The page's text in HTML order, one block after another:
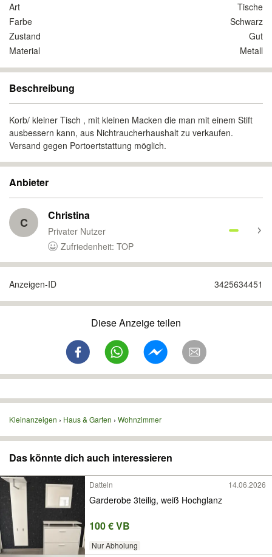
Art
Tische
Farbe
Schwarz
Zustand
Gut
Material
Metall
Beschreibung
Korb/ kleiner Tisch , mit kleinen Macken die man mit einem Stift
ausbessern kann, aus Nichtraucherhaushalt zu verkaufen.
Versand gegen Portoertstattung möglich.
Anbieter
C Christina
Privater Nutzer
Zufriedenheit: TOP
Anzeigen-ID 3425634451
Diese Anzeige teilen
Kleinanzeigen Haus & Garten Wohnzimmer
Das könnte dich auch interessieren
Datteln 14.06.2026
Garderobe 3teilig, weiß Hochglanz
100 € VB
Nur Abholung